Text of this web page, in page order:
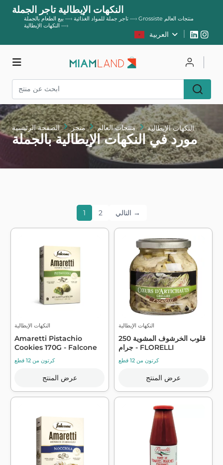
النكهات الإيطالية تاجر الجملة
تاجر جملة للمواد الغذائية —› بيع الطعام بالجملة —›
Grossiste منتجات العالم
—› النكهات الإيطالية
العربية
الصفحة الرئيسية متجر منتجات العالم النكهات الإيطالية
مورد في النكهات الإيطالية بالجملة
1 2 التالي →
النكهات الإيطالية
Amaretti Pistachio
Cookies 170G - Falcone
كرتون من 12 قطع
عرض المنتج
النكهات الإيطالية
قلوب الخرشوف المشوية 250
جرام - FLORELLI
كرتون من 12 قطع
عرض المنتج
متجر